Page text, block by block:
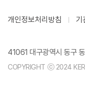
개인정보처리방침 기
41061 대구광역시 동구
COPYRIGHT ⓒ 2024